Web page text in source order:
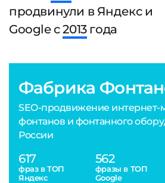
продвинули в Яндекс и
Google с2013года
Фабрика
SEO-продвижение интернет-
фонтанов и фонтанного
России
617
фраз в ТОП
Яндекс
562
фразы в ТОП
Google